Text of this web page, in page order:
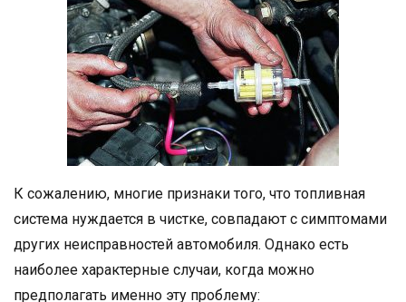
К сожалению, многие признаки того, что топливная
система нуждается в чистке, совпадают с симптомами
других неисправностей автомобиля. Однако есть
наиболее характерные случаи, когда можно
предполагать именно эту проблему: